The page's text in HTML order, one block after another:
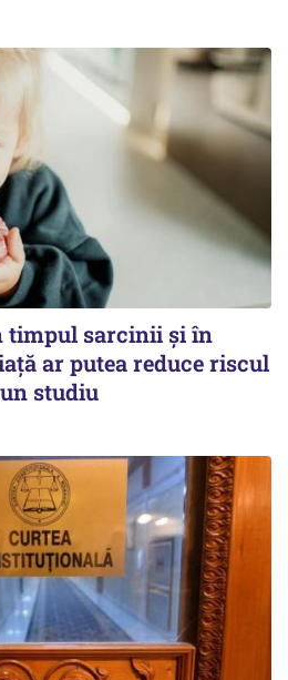
timpul sarcinii și în
ar putea reduce riscul
studiu